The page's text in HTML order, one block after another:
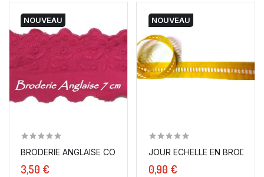
NOUVEAU
BRODERIE ANGLAISE COTON EN 7 CM AU MÈTRE FUSHIA.
3,50 €
NOUVEAU
JOUR ECHELLE EN
0,90 €